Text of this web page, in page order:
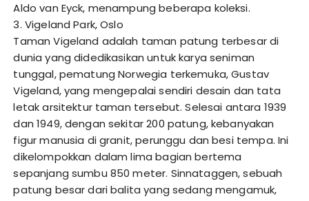
Aldo van Eyck, menampung beberapa koleksi.
3. Vigeland Park, Oslo
Taman Vigeland adalah taman patung terbesar di
dunia yang didedikasikan untuk karya seniman
tunggal, pematung Norwegia terkemuka, Gustav
Vigeland, yang mengepalai sendiri desain dan tata
letak arsitektur taman tersebut. Selesai antara 1939
dan 1949, dengan sekitar 200 patung, kebanyakan
figur manusia di granit, perunggu dan besi tempa. Ini
dikelompokkan dalam lima bagian bertema
sepanjang sumbu 850 meter. Sinnataggen, sebuah
patung besar dari balita yang sedang mengamuk,